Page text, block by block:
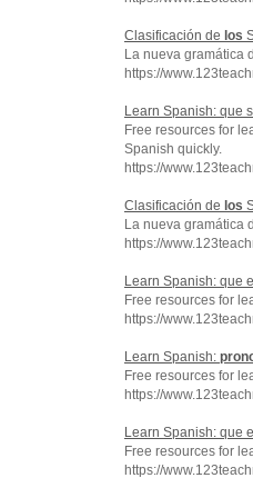
Clasificación de los
La nueva gramática
https://
Learn Spanish: que
Free resources for
Spanish quickly.
https://
Clasificación de los
La nueva gramática
https://
Learn Spanish: que
Free resources for
https://
Learn Spanish:
Free resources for
https://
Learn Spanish: que
Free resources for
https://